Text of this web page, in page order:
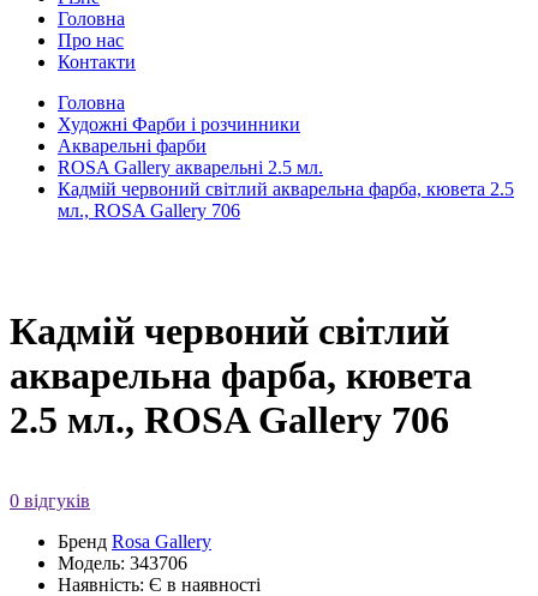
Головна
Про нас
Контакти
Головна
Художні Фарби і розчинники
Акварельні фарби
ROSA Gallery акварельні 2.5 мл.
Кадмій червоний світлий акварельна фарба, кювета 2.5
мл., ROSA Gallery 706
Кадмій червоний світлий
акварельна фарба, кювета
2.5 мл., ROSA Gallery 706
0 відгуків
Бренд Rosa Gallery
Модель: 343706
Наявність: Є в наявності